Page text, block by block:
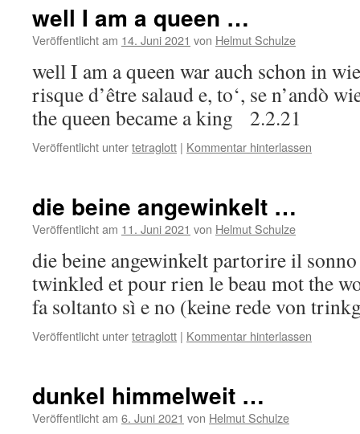
well I am a queen …
Veröffentlicht am 14. Juni 2021 von Helmut Schulze
well I am a queen war auch schon in
risque d’être salaud e, to‘, se n’andò
the queen became a king 2.2.21
Veröffentlicht untertetraglott | Kommentar hinterlassen
die beine angewinkelt …
Veröffentlicht am 11. Juni 2021 von Helmut Schulze
die beine angewinkelt partorire il
twinkled et pour rien le beau mot the
fa soltanto sì e no (keine rede von
Veröffentlicht untertetraglott | Kommentar hinterlassen
dunkel himmelweit …
Veröffentlicht am 6. Juni 2021 von Helmut Schulze